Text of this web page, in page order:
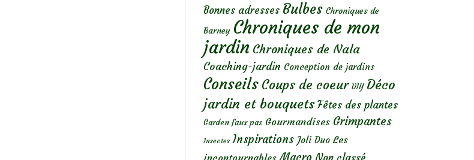
Bonnes adresses Bulbes Chroniques de
Barney Chroniques de mon
jardin Chroniques de Nala
Coaching-jardin Conception de jardins
Conseils Coups de coeur DIY Déco
jardin et bouquets Fêtes des plantes
Garden faux pas Gourmandises Grimpantes
Insectes Inspirations Joli Duo Les
incontournables